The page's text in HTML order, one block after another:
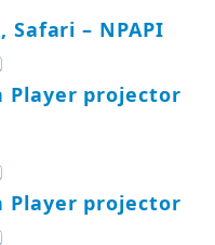
– NPAPI
Player projector
Player projector